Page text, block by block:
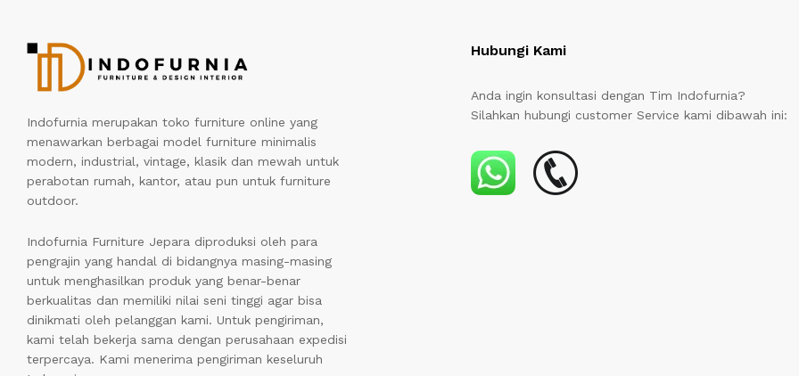
Indofurnia merupakan toko furniture online yang
menawarkan berbagai model furniture minimalis
modern, industrial, vintage, klasik dan mewah untuk
perabotan rumah, kantor, atau pun untuk furniture
outdoor.
Indofurnia Furniture Jepara diproduksi oleh para
pengrajin yang handal di bidangnya masing-masing
untuk menghasilkan produk yang benar-benar
berkualitas dan memiliki nilai seni tinggi agar bisa
dinikmati oleh pelanggan kami. Untuk pengiriman,
kami telah bekerja sama dengan perusahaan expedisi
terpercaya. Kami menerima pengiriman keseluruh
Hubungi Kami
Anda ingin konsultasi dengan Tim Indofurnia?
Silahkan hubungi customer Service kami dibawah ini: